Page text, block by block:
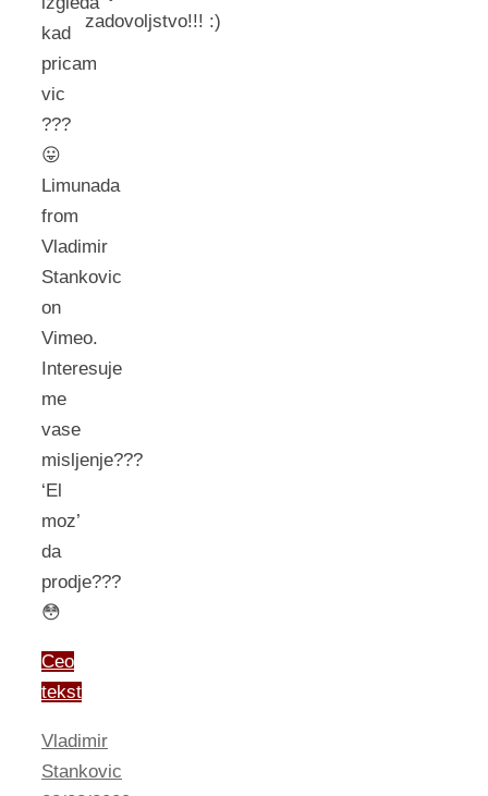
kad
pricam
vic
???
😛
Limunada
from
Vladimir
Stankovic
on
Vimeo.
Interesuje
me
vase
misljenje???
‘El
moz’
da
prodje???
😳
Ceo
tekst
Vladimir
Stankovic
zadovoljstvo!!! :)